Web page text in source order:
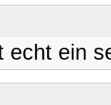
echt ein